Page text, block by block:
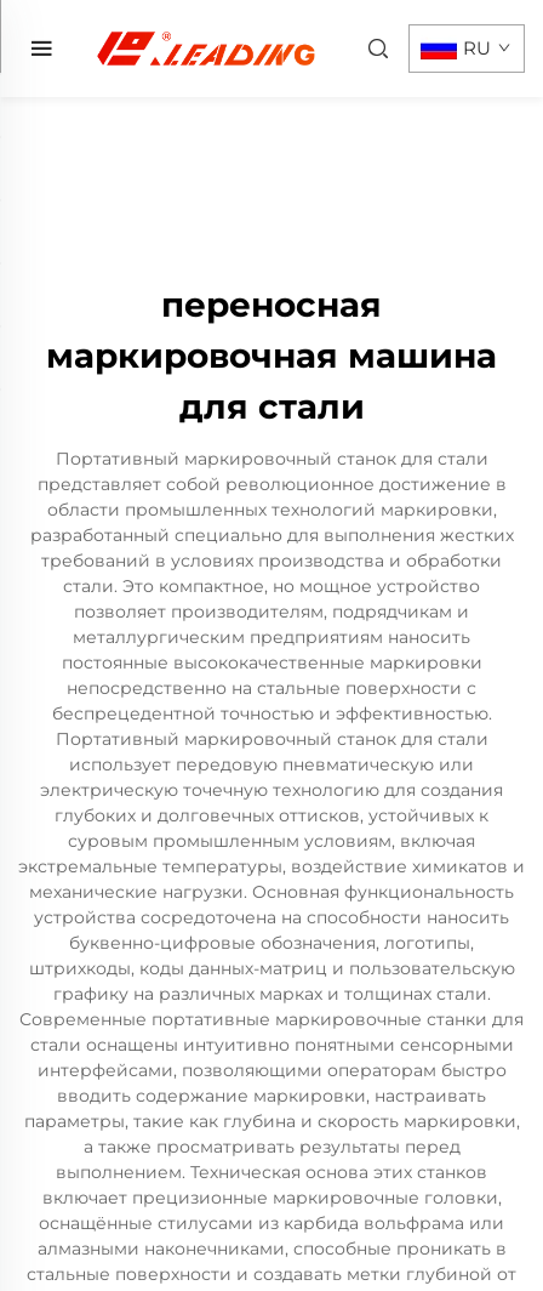
RU
переносная
маркировочная машина
для стали
Портативный маркировочный станок для стали
представляет собой революционное достижение в
области промышленных технологий маркировки,
разработанный специально для выполнения жестких
требований в условиях производства и обработки
стали. Это компактное, но мощное устройство
позволяет производителям, подрядчикам и
металлургическим предприятиям наносить
постоянные высококачественные маркировки
непосредственно на стальные поверхности с
беспрецедентной точностью и эффективностью.
Портативный маркировочный станок для стали
использует передовую пневматическую или
электрическую точечную технологию для создания
глубоких и долговечных оттисков, устойчивых к
суровым промышленным условиям, включая
экстремальные температуры, воздействие химикатов и
механические нагрузки. Основная функциональность
устройства сосредоточена на способности наносить
буквенно-цифровые обозначения, логотипы,
штрихкоды, коды данных-матриц и пользовательскую
графику на различных марках и толщинах стали.
Современные портативные маркировочные станки для
стали оснащены интуитивно понятными сенсорными
интерфейсами, позволяющими операторам быстро
вводить содержание маркировки, настраивать
параметры, такие как глубина и скорость маркировки,
а также просматривать результаты перед
выполнением. Техническая основа этих станков
включает прецизионные маркировочные головки,
оснащённые стилусами из карбида вольфрама или
алмазными наконечниками, способные проникать в
стальные поверхности и создавать метки глубиной от